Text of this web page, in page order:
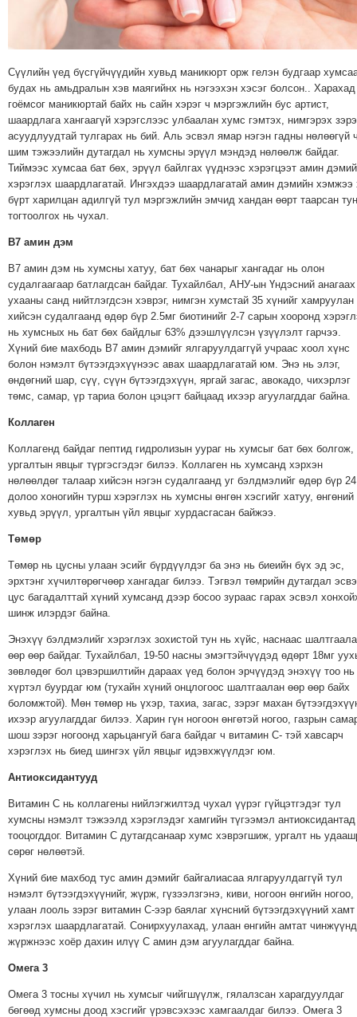
ТЕХНОЛОГИ
ҮЙЛДВЭРИЙН
ЭРГЭН
ТОЙРОНД
ХАВРЫН
ЧУУЛГАНЫ
ЭРГЭН
ТОЙРОНД
"ОУВС"-
ИЙН
ЭРГЭН
ТОЙРОНД
"ЖИ
ЭРГЭН
ТОЙРОНД
ГРАНАТ
ОСЛЫН
ЭРГЭН
ТОЙРОНД
ТӨВСИЙН
ТОЙРОНД
ЕРӨНХИЙЛӨГЧИЙН
СОНГУУЛИЙН
ДҮГЭЭР
СУРГУУЛИЙН
ЭРГЭН
ЗӨРЧЛИЙН
ХУУЛИЙН
ТОЙРОНД
ЕРӨНХИЙЛӨГЧИЙН
СОНГУУЛЬ-2017
Сүүлийн үед бүсгүйчүүдийн хувьд маникюрт орж гелэн будгаар
будах нь амьдралын хэв маягийнх нь нэгээхэн хэсэг болсон.. Харахад
гоёмсог маникюртай байх нь сайн хэрэг ч мэргэжлийн бус артист,
шаардлага хангаагүй хэрэгслээс улбаалан хумс гэмтэх, нимгэрэх
асуудлуудтай тулгарах нь бий. Аль эсвэл ямар нэгэн гадны нөлөөгүй
шим тэжээлийн дутагдал нь хумсны эрүүл мэндэд нөлөөлж байдаг.
Тиймээс хумсаа бат бөх, эрүүл байлгах үүднээс хэрэгцээт амин
хэрэглэх шаардлагатай. Ингэхдээ шаардлагатай амин дэмийн хэмжээ
бүрт харилцан адилгүй тул мэргэжлийн эмчид хандан өөрт таарсан
тогтоолгох нь чухал.
B7 амин дэм
B7 амин дэм нь хумсны хатуу, бат бөх чанарыг хангадаг нь олон
судалгаагаар батлагдсан байдаг. Тухайлбал, АНУ-ын Үндэсний анагаах
ухааны санд нийтлэгдсэн хэврэг, нимгэн хумстай 35 хүнийг хамруулан
хийсэн судалгаанд өдөр бүр 2.5мг биотинийг 2-7 сарын хооронд
нь хумсных нь бат бөх байдлыг 63% дээшлүүлсэн үзүүлэлт гарчээ.
Хүний бие махбодь B7 амин дэмийг ялгаруулдаггүй учраас хоол хүнс
болон нэмэлт бүтээгдэхүүнээс авах шаардлагатай юм. Энэ нь элэг,
өндөгний шар, сүү, сүүн бүтээгдэхүүн, яргай загас, авокадо, чихэрлэг
төмс, самар, үр тариа болон цэцэгт байцаад ихээр агуулагддаг байна.
Коллаген
Коллагенд байдаг пептид гидролизын уураг нь хумсыг бат бөх болгож,
ургалтын явцыг түргэсгэдэг билээ. Коллаген нь хумсанд хэрхэн
нөлөөлдөг талаар хийсэн нэгэн судалгаанд уг бэлдмэлийг өдөр бүр 24
долоо хоногийн турш хэрэглэх нь хумсны өнгөн хэсгийг хатуу, өнгөний
хувьд эрүүл, ургалтын үйл явцыг хурдасгасан байжээ.
Төмөр
Төмөр нь цусны улаан эсийг бүрдүүлдэг ба энэ нь биеийн бүх эд эс,
эрхтэнг хүчилтөрөгчөөр хангадаг билээ. Тэгвэл төмрийн дутагдал
цус багадалттай хүний хумсанд дээр босоо зураас гарах эсвэл
шинж илэрдэг байна.
Энэхүү бэлдмэлийг хэрэглэх зохистой тун нь хүйс, наснаас
өөр өөр байдаг. Тухайлбал, 19-50 насны эмэгтэйчүүдэд өдөрт 18мг
зөвлөдөг бол цэвэршилтийн дараах үед болон эрчүүдэд энэхүү тоо нь
хүртэл буурдаг юм (тухайн хүний онцлогоос шалтгаалан өөр өөр байх
боломжтой). Мөн төмөр нь үхэр, тахиа, загас, зэрэг махан
ихээр агуулагддаг билээ. Харин гүн ногоон өнгөтэй ногоо, газрын
шош зэрэг ногоонд харьцангуй бага байдаг ч витамин С- тэй хавсарч
хэрэглэх нь биед шингэх үйл явцыг идэвхжүүлдэг юм.
Антиоксидантууд
Витамин С нь коллагены нийлэгжилтэд чухал үүрэг гүйцэтгэдэг тул
хумсны нэмэлт тэжээлд хэрэглэдэг хамгийн түгээмэл антиоксидантад
тооцогддог. Витамин С дутагдсанаар хумс хэврэгшиж, ургалт нь
сөрөг нөлөөтэй.
Хүний бие махбод тус амин дэмийг байгалиасаа ялгаруулдаггүй тул
нэмэлт бүтээгдэхүүнийг, жүрж, гүзээлзгэнэ, киви, ногоон өнгийн ногоо,
улаан лооль зэрэг витамин С-ээр баялаг хүнсний бүтээгдэхүүний хамт
хэрэглэх шаардлагатай. Сонирхуулахад, улаан өнгийн амтат чинжүүнд
жүржнээс хоёр дахин илүү С амин дэм агуулагддаг байна.
Омега 3
Омега 3 тосны хүчил нь хумсыг чийгшүүлж, гялалзсан харагдуулдаг
бөгөөд хумсны доод хэсгийг үрэвсэхээс хамгаалдаг билээ. Омега 3